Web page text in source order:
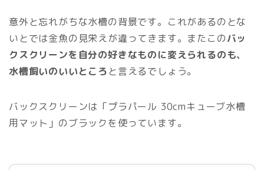
意外と忘れがちな水槽の背景です。これがあるのとな
いとでは金魚の見栄えが違ってきます。またこのバッ
クスクリーンを自分の好きなものに変えられるのも、
水槽飼いのいいところ と言えるでしょう。
バックスクリーンは「プラパール 30cmキューブ水槽
用マット」のブラックを使っています。